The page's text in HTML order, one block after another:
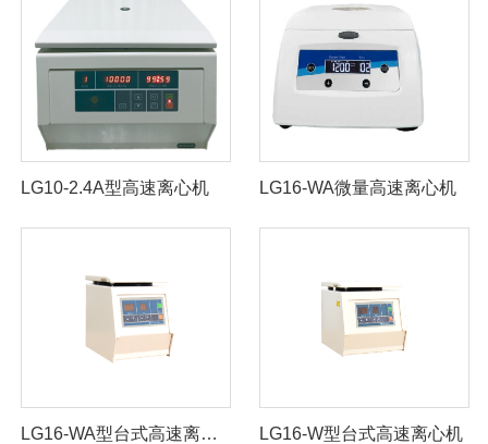
LG10-2.4A型高速离心机 LG16-WA微量高速离心机
LG16-WA型台式高速离心机 LG16-W型台式高速离心机